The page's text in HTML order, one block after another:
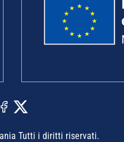
Tutti i diritti riservati.